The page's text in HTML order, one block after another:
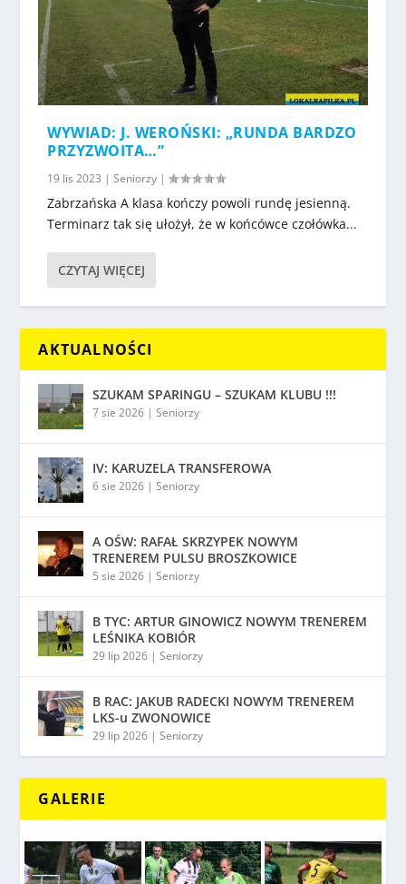
WYWIAD: J. WEROŃSKI: „RUNDA BARDZO
PRZYZWOITA…”
19 lis 2023 |Seniorzy |
Zabrzańska A klasa kończy powoli rundę jesienną.
Terminarz tak się ułożył, że w końcówce czołówka...
CZYTAJ WIĘCEJ
AKTUALNOŚCI
SZUKAM SPARINGU – SZUKAM KLUBU !!!
7 sie 2026 |Seniorzy
IV: KARUZELA TRANSFEROWA
6 sie 2026 |Seniorzy
A OŚW: RAFAŁ SKRZYPEK NOWYM
TRENEREM PULSU BROSZKOWICE
5 sie 2026 |Seniorzy
B TYC: ARTUR GINOWICZ NOWYM TRENEREM
LEŚNIKA KOBIÓR
29 lip 2026 |Seniorzy
B RAC: JAKUB RADECKI NOWYM TRENEREM
LKS-u ZWONOWICE
29 lip 2026 |Seniorzy
GALERIE